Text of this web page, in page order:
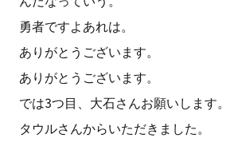
勇者ですよあれは。
ありがとうございます。
ありがとうございます。
では3つ目、大石さんお願いします。
タウルさんからいただきました。